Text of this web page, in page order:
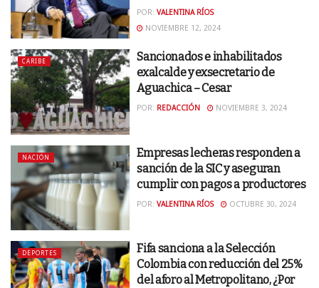
POR: VALENTINA RÍOS
NOVIEMBRE 12, 2024
CARIBE
Sancionados e inhabilitados
exalcalde y exsecretario de
Aguachica – Cesar
POR: REDACCIÓN NOVIEMBRE 3, 2024
NACIÓN
Empresas lecheras responden a
sanción de la SIC y aseguran
cumplir con pagos a productores
POR: VALENTINA RÍOS OCTUBRE 30, 2024
DEPORTES
Fifa sanciona a la Selección
Colombia con reducción del 25%
del aforo al Metropolitano, ¿Por